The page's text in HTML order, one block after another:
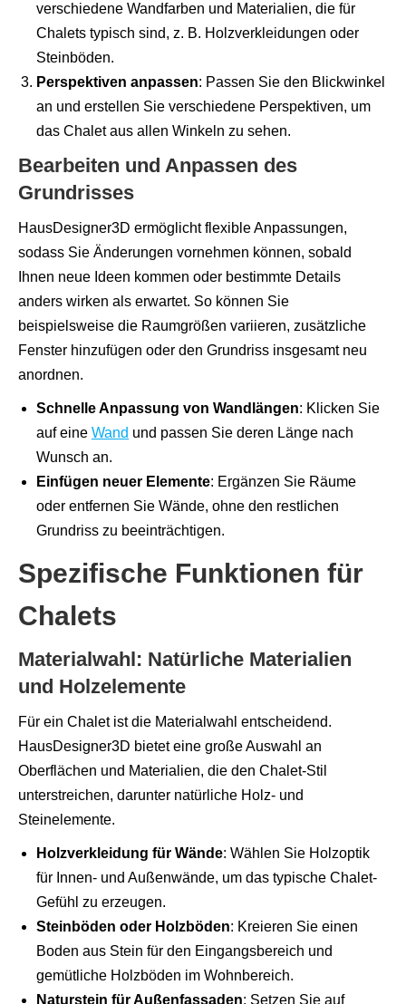
verschiedene Wandfarben und Materialien, die für
Chalets typisch sind, z. B. Holzverkleidungen oder
Steinböden.
Perspektiven anpassen: Passen Sie den Blickwinkel
an und erstellen Sie verschiedene Perspektiven, um
das Chalet aus allen Winkeln zu sehen.
Bearbeiten und Anpassen des
Grundrisses
HausDesigner3D ermöglicht flexible Anpassungen,
sodass Sie Änderungen vornehmen können, sobald
Ihnen neue Ideen kommen oder bestimmte Details
anders wirken als erwartet. So können Sie
beispielsweise die Raumgrößen variieren, zusätzliche
Fenster hinzufügen oder den Grundriss insgesamt neu
anordnen.
Schnelle Anpassung von Wandlängen: Klicken Sie
auf eine Wand und passen Sie deren Länge nach
Wunsch an.
Einfügen neuer Elemente: Ergänzen Sie Räume
oder entfernen Sie Wände, ohne den restlichen
Grundriss zu beeinträchtigen.
Spezifische Funktionen für
Chalets
Materialwahl: Natürliche Materialien
und Holzelemente
Für ein Chalet ist die Materialwahl entscheidend.
HausDesigner3D bietet eine große Auswahl an
Oberflächen und Materialien, die den Chalet-Stil
unterstreichen, darunter natürliche Holz- und
Steinelemente.
Holzverkleidung für Wände: Wählen Sie Holzoptik
für Innen- und Außenwände, um das typische Chalet-
Gefühl zu erzeugen.
Steinböden oder Holzböden: Kreieren Sie einen
Boden aus Stein für den Eingangsbereich und
gemütliche Holzböden im Wohnbereich.
Naturstein für Außenfassaden: Setzen Sie auf